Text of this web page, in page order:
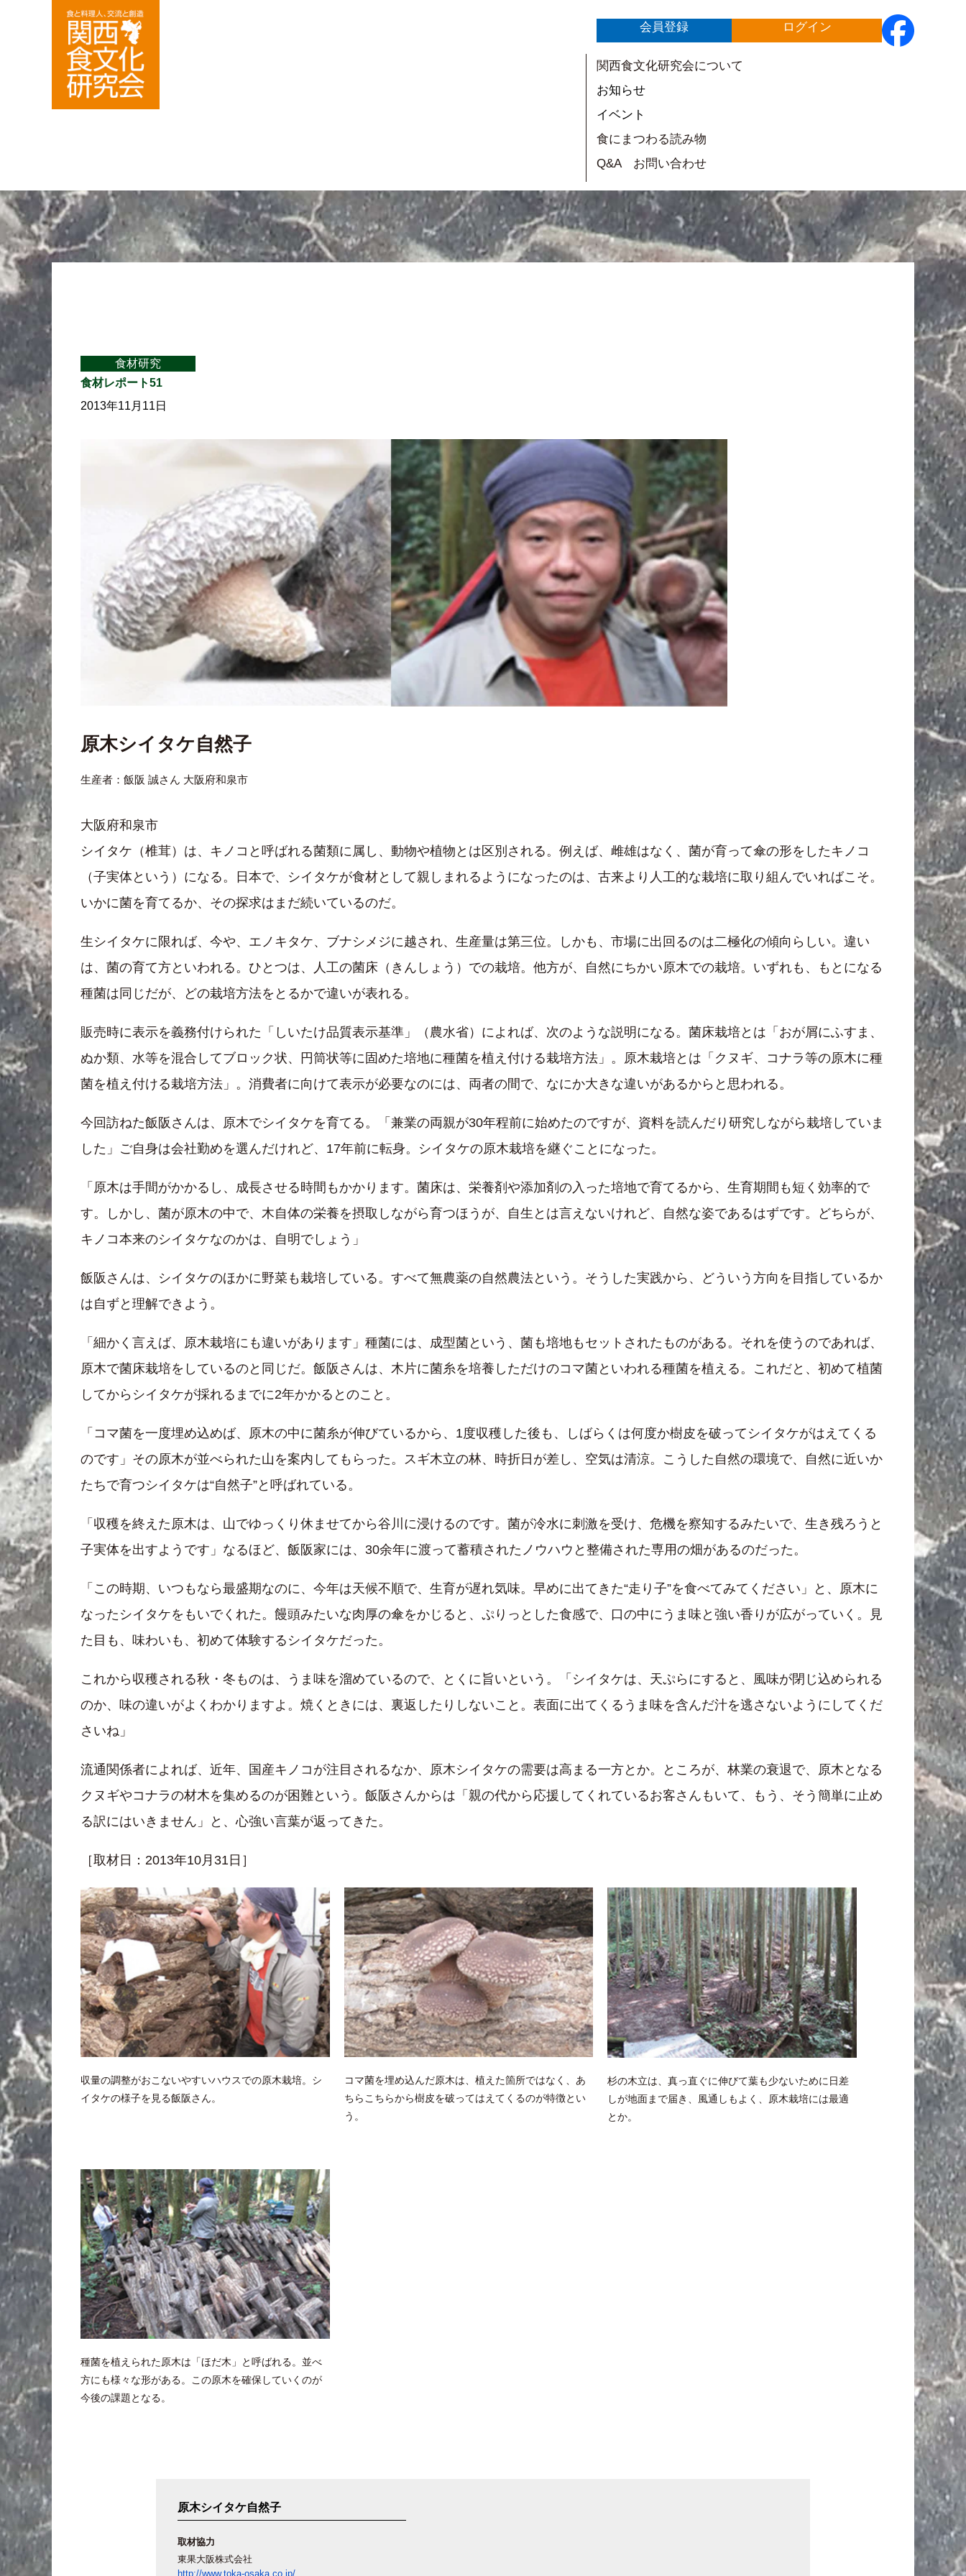
会員登録 ログイン
関西食文化研究会について
お知らせ
イベント
食にまつわる読み物
Q&A お問い合わせ
食材研究
食材レポート51
2013年11月11日
原木シイタケ自然子
生産者：飯阪 誠さん 大阪府和泉市
大阪府和泉市
シイタケ（椎茸）は、キノコと呼ばれる菌類に属し、動物や植物とは区別される。例えば、雌雄はなく、菌が育って傘の形をしたキノコ
（子実体という）になる。日本で、シイタケが食材として親しまれるようになったのは、古来より人工的な栽培に取り組んでいればこそ。
いかに菌を育てるか、その探求はまだ続いているのだ。
生シイタケに限れば、今や、エノキタケ、ブナシメジに越され、生産量は第三位。しかも、市場に出回るのは二極化の傾向らしい。違い
は、菌の育て方といわれる。ひとつは、人工の菌床（きんしょう）での栽培。他方が、自然にちかい原木での栽培。いずれも、もとになる
種菌は同じだが、どの栽培方法をとるかで違いが表れる。
販売時に表示を義務付けられた「しいたけ品質表示基準」（農水省）によれば、次のような説明になる。菌床栽培とは「おが屑にふすま、
ぬか類、水等を混合してブロック状、円筒状等に固めた培地に種菌を植え付ける栽培方法」。原木栽培とは「クヌギ、コナラ等の原木に種
菌を植え付ける栽培方法」。消費者に向けて表示が必要なのには、両者の間で、なにか大きな違いがあるからと思われる。
今回訪ねた飯阪さんは、原木でシイタケを育てる。「兼業の両親が30年程前に始めたのですが、資料を読んだり研究しながら栽培していま
した」ご自身は会社勤めを選んだけれど、17年前に転身。シイタケの原木栽培を継ぐことになった。
「原木は手間がかかるし、成長させる時間もかかります。菌床は、栄養剤や添加剤の入った培地で育てるから、生育期間も短く効率的で
す。しかし、菌が原木の中で、木自体の栄養を摂取しながら育つほうが、自生とは言えないけれど、自然な姿であるはずです。どちらが、
キノコ本来のシイタケなのかは、自明でしょう」
飯阪さんは、シイタケのほかに野菜も栽培している。すべて無農薬の自然農法という。そうした実践から、どういう方向を目指しているか
は自ずと理解できよう。
「細かく言えば、原木栽培にも違いがあります」種菌には、成型菌という、菌も培地もセットされたものがある。それを使うのであれば、
原木で菌床栽培をしているのと同じだ。飯阪さんは、木片に菌糸を培養しただけのコマ菌といわれる種菌を植える。これだと、初めて植菌
してからシイタケが採れるまでに2年かかるとのこと。
「コマ菌を一度埋め込めば、原木の中に菌糸が伸びているから、1度収穫した後も、しばらくは何度か樹皮を破ってシイタケがはえてくる
のです」その原木が並べられた山を案内してもらった。スギ木立の林、時折日が差し、空気は清涼。こうした自然の環境で、自然に近いか
たちで育つシイタケは“自然子”と呼ばれている。
「収穫を終えた原木は、山でゆっくり休ませてから谷川に浸けるのです。菌が冷水に刺激を受け、危機を察知するみたいで、生き残ろうと
子実体を出すようです」なるほど、飯阪家には、30余年に渡って蓄積されたノウハウと整備された専用の畑があるのだった。
「この時期、いつもなら最盛期なのに、今年は天候不順で、生育が遅れ気味。早めに出てきた“走り子”を食べてみてください」と、原木に
なったシイタケをもいでくれた。饅頭みたいな肉厚の傘をかじると、ぷりっとした食感で、口の中にうま味と強い香りが広がっていく。見
た目も、味わいも、初めて体験するシイタケだった。
これから収穫される秋・冬ものは、うま味を溜めているので、とくに旨いという。「シイタケは、天ぷらにすると、風味が閉じ込められる
のか、味の違いがよくわかりますよ。焼くときには、裏返したりしないこと。表面に出てくるうま味を含んだ汁を逃さないようにしてくだ
さいね」
流通関係者によれば、近年、国産キノコが注目されるなか、原木シイタケの需要は高まる一方とか。ところが、林業の衰退で、原木となる
クヌギやコナラの材木を集めるのが困難という。飯阪さんからは「親の代から応援してくれているお客さんもいて、もう、そう簡単に止め
る訳にはいきません」と、心強い言葉が返ってきた。
［取材日：2013年10月31日］
収量の調整がおこないやすいハウスでの原木栽培。シ
イタケの様子を見る飯阪さん。
コマ菌を埋め込んだ原木は、植えた箇所ではなく、あ
ちらこちらから樹皮を破ってはえてくるのが特徴とい
う。
杉の木立は、真っ直ぐに伸びて葉も少ないために日差
しが地面まで届き、風通しもよく、原木栽培には最適
とか。
種菌を植えられた原木は「ほだ木」と呼ばれる。並べ
方にも様々な形がある。この原木を確保していくのが
今後の課題となる。
原木シイタケ自然子
取材協力
東果大阪株式会社
http://www.toka-osaka.co.jp/